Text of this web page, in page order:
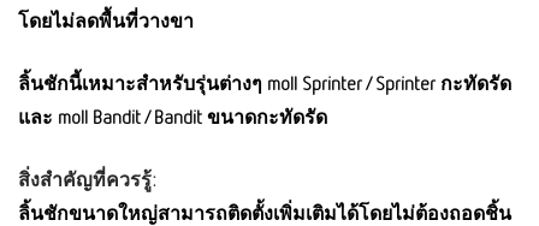
โดยไม่ลดพื้นที่วางขา
ลิ้นชักนี้เหมาะสำหรับรุ่นต่างๆ moll Sprinter / Sprinter กะทัดรัด
และ moll Bandit / Bandit ขนาดกะทัดรัด
สิ่งสำคัญที่ควรรู้:
ลิ้นชักขนาดใหญ่สามารถติดตั้งเพิ่มเติมได้โดยไม่ต้องถอดชิ้น